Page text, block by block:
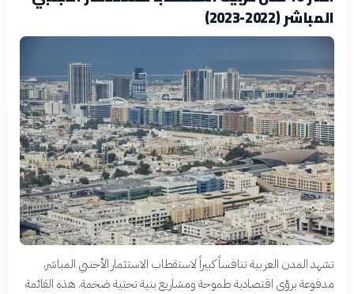
المباشر (2022-2023)
تشهد المدن العربية تنافساً كبيراً لاستقطاب الاستثمار الأجنبي المباشر،
مدفوعة برؤى اقتصادية طموحة ومشاريع بنية تحتية ضخمة. هذه القائمة